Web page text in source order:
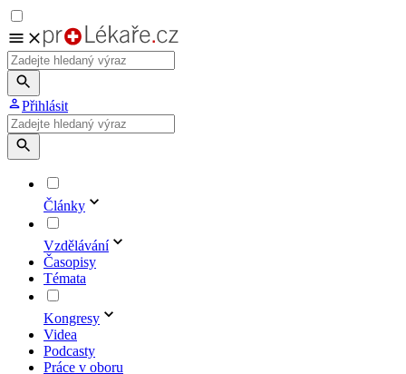
Přihlásit
Články
Vzdělávání
Časopisy
Témata
Kongresy
Videa
Podcasty
Práce v oboru